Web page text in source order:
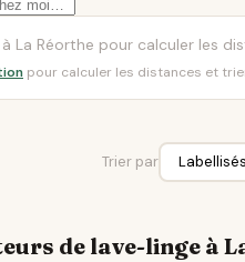
pour calculer les distances et
Trier par
de lave-linge à